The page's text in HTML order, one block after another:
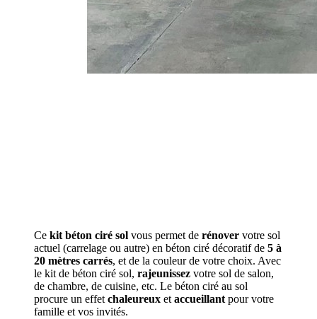
Ce kit béton ciré sol vous permet de rénover votre sol
actuel (carrelage ou autre) en béton ciré décoratif de 5 à
20 mètres carrés, et de la couleur de votre choix. Avec
le kit de béton ciré sol, rajeunissez votre sol de salon,
de chambre, de cuisine, etc. Le béton ciré au sol
procure un effet chaleureux et accueillant pour votre
famille et vos invités.